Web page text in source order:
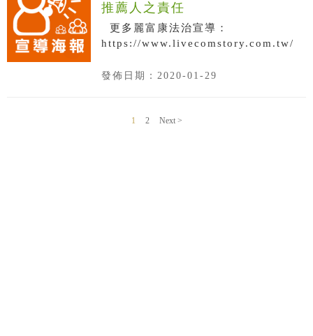
推薦人之責任
更多麗富康法治宣導：
https://www.livecomstory.com.tw/
發佈日期：2020-01-29
1 2 Next >